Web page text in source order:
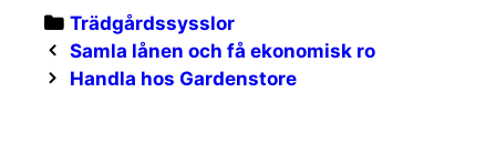
Categories
Trädgårdssysslor
Post
navigation
Samla lånen och få ekonomisk ro
Handla hos Gardenstore